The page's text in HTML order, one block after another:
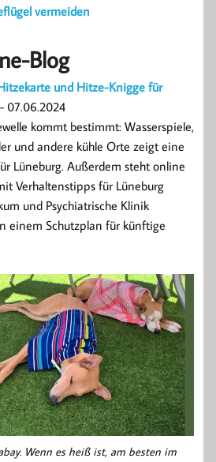
vermeiden
Blog
und Hitze-Knigge für
07.06.2024
kommt bestimmt: Wasserspiele,
und andere kühle Orte zeigt eine
Lüneburg. Außerdem steht online
Verhaltenstipps für Lüneburg
und Psychiatrische Klinik
einem Schutzplan für künftige
Wenn es heiß ist, am besten im